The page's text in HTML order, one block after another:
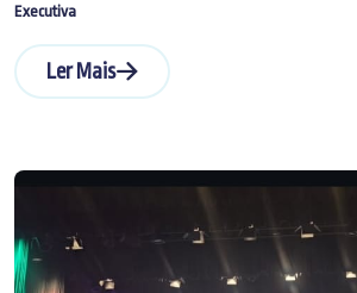
Executiva
Ler Mais